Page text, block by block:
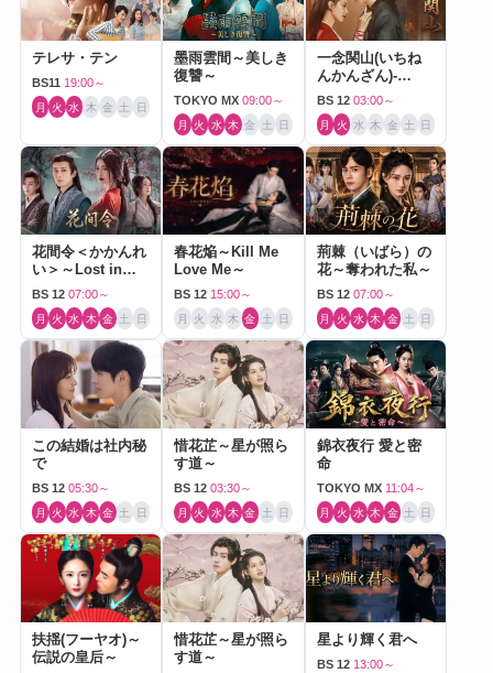
テレサ・テン
BS11 19:00～
月 火 水 木 金 土 日
墨雨雲間～美しき
復讐～
TOKYO MX 09:00～
月 火 水 木 金 土 日
一念関山(いちね
んかんざん)-
Journey to Love-
BS 12 03:00～
月 火 水 木 金 土 日
花間令＜かかんれ
い＞～Lost in
Love～
BS 12 07:00～
月 火 水 木 金 土 日
春花焔～Kill Me
Love Me～
BS 12 15:00～
月 火 水 木 金 土 日
荊棘（いばら）の
花～奪われた私～
BS 12 07:00～
月 火 水 木 金 土 日
この結婚は社内秘
で
BS 12 05:30～
月 火 水 木 金 土 日
惜花芷～星が照ら
す道～
BS 12 03:30～
月 火 水 木 金 土 日
錦衣夜行 愛と密
命
TOKYO MX 11:04～
月 火 水 木 金 土 日
扶揺(フーヤオ)～
伝説の皇后～
惜花芷～星が照ら
す道～
星より輝く君へ
BS 12 13:00～